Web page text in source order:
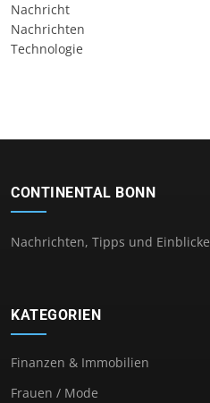
Nachricht
Nachrichten
Technologie
CONTINENTAL BONN
Nachrichten, Tipps und Einblicke
KATEGORIEN
Finanzen & Immobilien
Frauen / Mode